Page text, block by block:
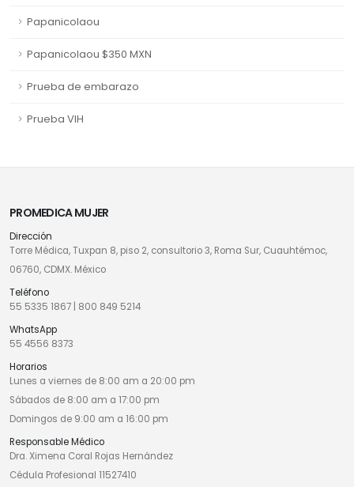
Papanicolaou
Papanicolaou $350 MXN
Prueba de embarazo
Prueba VIH
PROMEDICA MUJER
Dirección
Torre Médica, Tuxpan 8, piso 2, consultorio 3, Roma Sur, Cuauhtémoc,
06760, CDMX. México
Teléfono
55 5335 1867
800 849 5214
WhatsApp
55 4556 8373
Horarios
Lunes a viernes de 8:00 am a 20:00 pm
Sábados de 8:00 am a 17:00 pm
Domingos de 9:00 am a 16:00 pm
Responsable Médico
Dra. Ximena Coral Rojas Hernández
Cédula Profesional 11527410